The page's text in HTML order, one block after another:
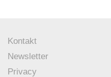
Kontakt
Newsletter
Privacy